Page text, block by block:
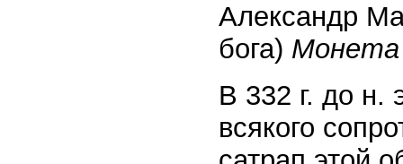
Александр
бога) Монета
В 332 г. до н.
всякого